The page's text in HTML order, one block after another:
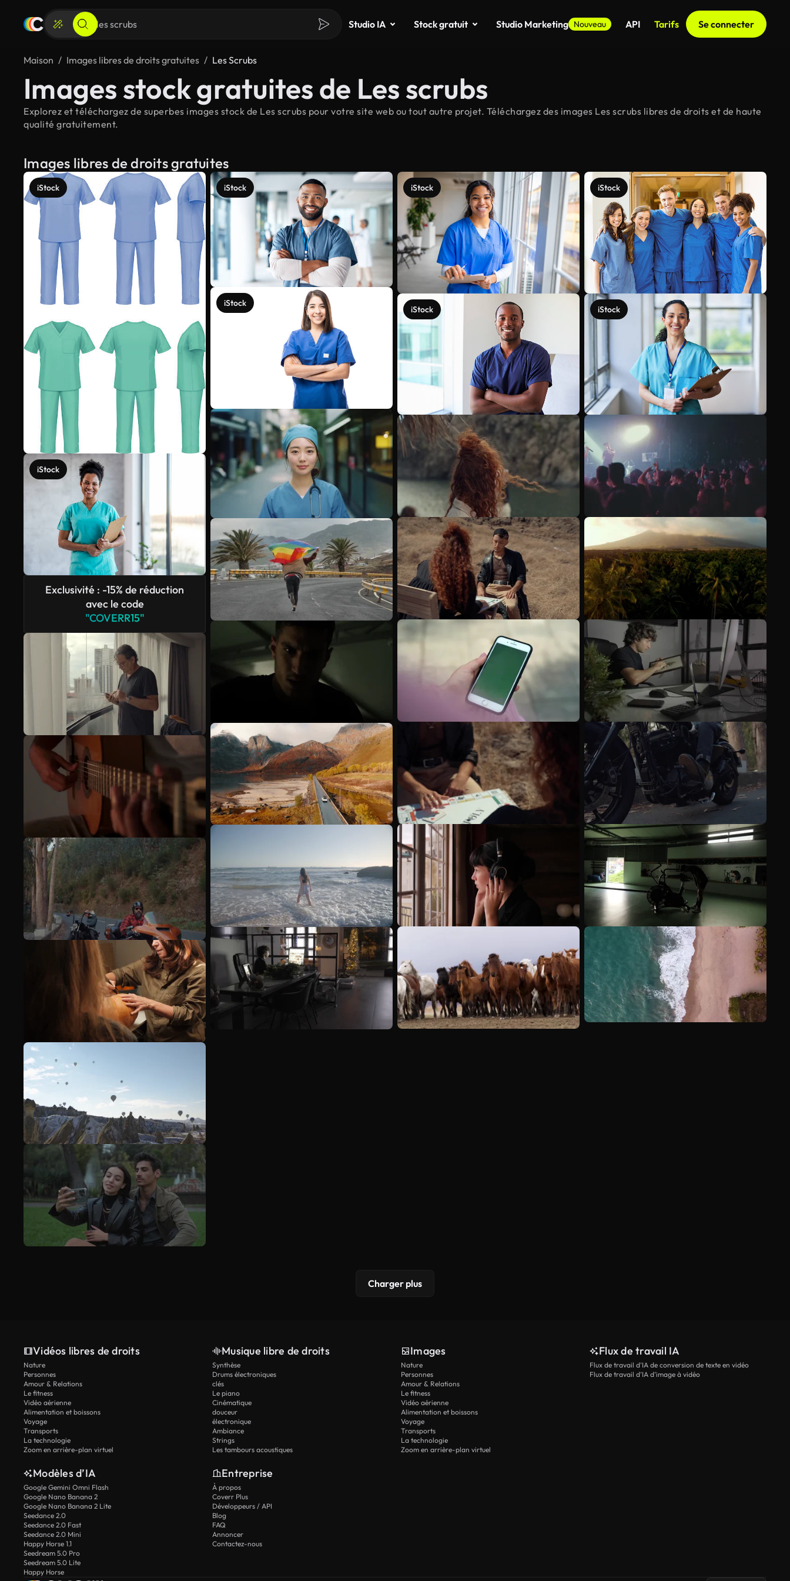
Studio IA Stock gratuit Studio Marketing Nouveau API Tarifs Se connecter
Maison Images libres de droits gratuites Les Scrubs
Images stock gratuites de Les scrubs
Explorez et téléchargez de superbes images stock de Les scrubs pour votre site web ou tout autre projet. Téléchargez des images Les scrubs libres de droits et de haute
qualité gratuitement.
Images libres de droits gratuites
iStock
iStock
Exclusivité : -15% de réduction
avec le code
"COVERR15"
iStock
iStock
iStock
iStock
iStock
iStock
Voir plus
Charger plus
Vidéos libres de droits
Nature
Personnes
Amour & Relations
Le fitness
Vidéo aérienne
Alimentation et boissons
Voyage
Transports
La technologie
Zoom en arrière-plan virtuel
Musique libre de droits
Synthèse
Drums électroniques
clés
Le piano
Cinématique
douceur
électronique
Ambiance
Strings
Les tambours acoustiques
Images
Nature
Personnes
Amour & Relations
Le fitness
Vidéo aérienne
Alimentation et boissons
Voyage
Transports
La technologie
Zoom en arrière-plan virtuel
Flux de travail IA
Flux de travail d’IA de conversion de texte en vidéo
Flux de travail d’IA d’image à vidéo
Modèles d’IA
Google Gemini Omni Flash
Google Nano Banana 2
Google Nano Banana 2 Lite
Seedance 2.0
Seedance 2.0 Fast
Seedance 2.0 Mini
Happy Horse 1.1
Seedream 5.0 Pro
Seedream 5.0 Lite
Happy Horse
Entreprise
À propos
Coverr Plus
Développeurs / API
Blog
FAQ
Annoncer
Contactez-nous